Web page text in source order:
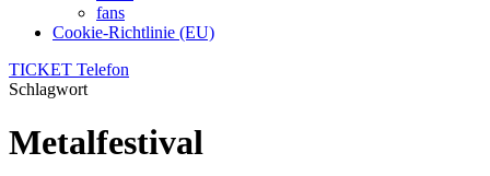
fans
Cookie-Richtlinie (EU)
TICKET Telefon
Schlagwort
Metalfestival